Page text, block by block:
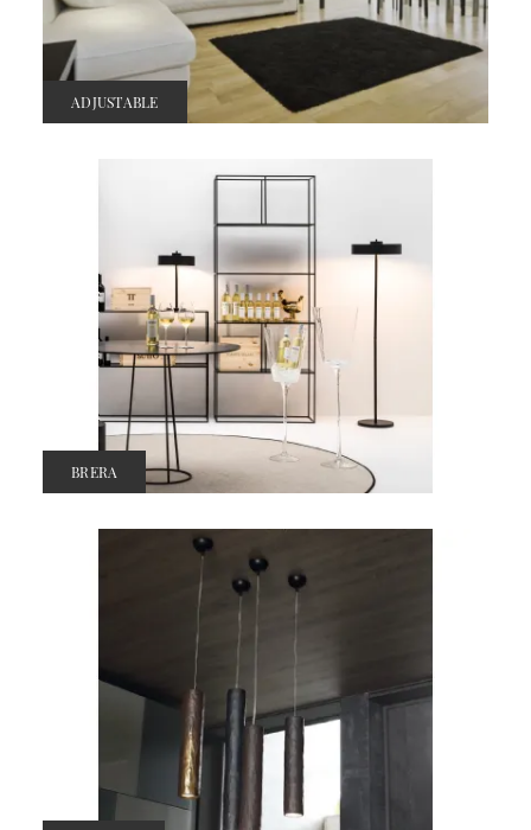
ADJUSTABLE
BRERA